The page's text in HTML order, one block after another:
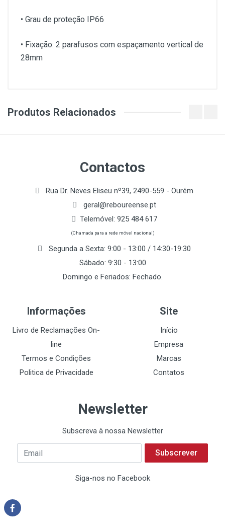
• Grau de proteção IP66
• Fixação: 2 parafusos com espaçamento vertical de
28mm
Produtos Relacionados
Contactos
Rua Dr. Neves Eliseu nº39, 2490-559 - Ourém
geral@reboureense.pt
Telemóvel: 925 484 617
(Chamada para a rede móvel nacional)
Segunda a Sexta: 9:00 - 13:00 / 14:30-19:30
Sábado: 9:30 - 13:00
Domingo e Feriados: Fechado.
Informações
Livro de Reclamações On-
line
Termos e Condições
Politica de Privacidade
Site
Início
Empresa
Marcas
Contatos
Newsletter
Subscreva à nossa Newsletter
Subscrever
Siga-nos no Facebook